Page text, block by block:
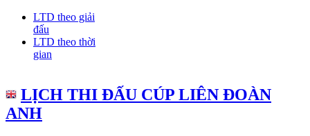
LTD theo giải
đấu
LTD theo thời
gian
LỊCH THI ĐẤU CÚP LIÊN ĐOÀN
ANH